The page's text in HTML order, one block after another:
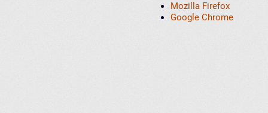
Mozilla Firefox
Google Chrome